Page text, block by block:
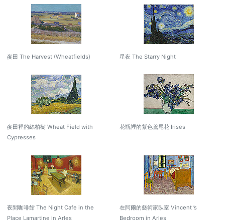
麥田 The Harvest (Wheatfields) 星夜 The Starry Night
麥田裡的絲柏樹 Wheat Field with
Cypresses
花瓶裡的紫色鳶尾花 Irises
夜間咖啡館 The Night Cafe in the
Place Lamartine in Arles
在阿爾的藝術家臥室 Vincent ’s
Bedroom in Arles